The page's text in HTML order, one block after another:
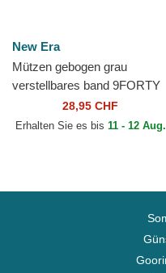
New Era
Mützen gebogen grau
verstellbares band 9FORTY
Tonal der New York Yankees
MLB von New Era
28,95 CHF
Erhalten Sie es bis 11 - 12 Aug.